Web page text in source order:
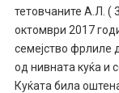
тетовчаните А.Л. (
октомври 2017
семејство фрлиле
од нивната куќа и
Куќата била